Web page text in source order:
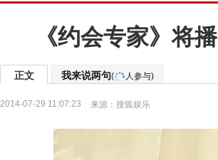
《约会专家》将
正文 我来说两句( 人参与)
2014-07-29 11:07:23 来源： 搜狐娱乐